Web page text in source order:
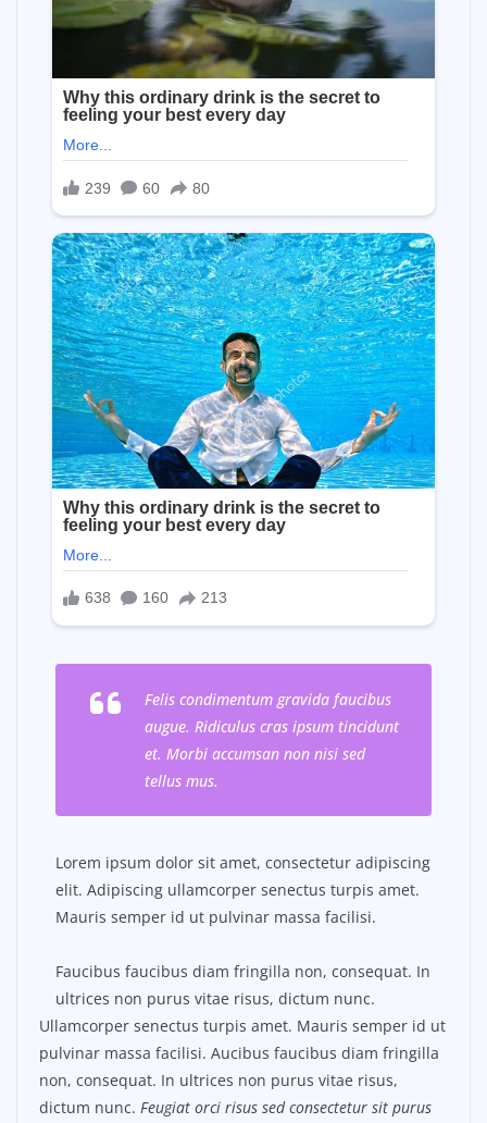
Felis condimentum gravida faucibus
augue. Ridiculus cras ipsum tincidunt
et. Morbi accumsan non nisi sed
tellus mus.
Lorem ipsum dolor sit amet, consectetur adipiscing
elit. Adipiscing ullamcorper senectus turpis amet.
Mauris semper id ut pulvinar massa facilisi.
Faucibus faucibus diam fringilla non, consequat. In
ultrices non purus vitae risus, dictum nunc.
Ullamcorper senectus turpis amet. Mauris semper id ut
pulvinar massa facilisi. Aucibus faucibus diam fringilla
non, consequat. In ultrices non purus vitae risus,
dictum nunc. Feugiat orci risus sed consectetur sit purus